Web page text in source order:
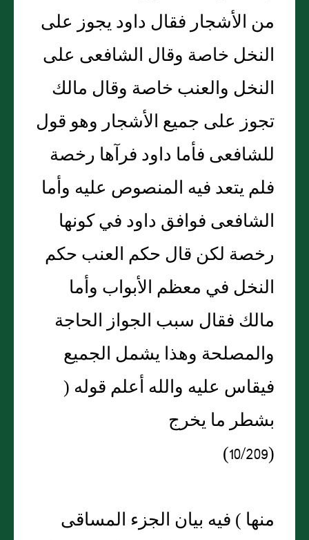
من الأشجار فقال داود يجوز على
النخل خاصة وقال الشافعى على
النخل والعنب خاصة وقال مالك
تجوز على جميع الأشجار وهو قول
للشافعى فأما داود فرآها رخصة
فلم يتعد فيه المنصوص عليه وأما
الشافعى فوافق داود في كونها
رخصة لكن قال حكم العنب حكم
النخل في معظم الأبواب وأما
مالك فقال سبب الجواز الحاجة
والمصلحة وهذا يشمل الجميع
فيقاس عليه والله أعلم قوله (
بشطر ما يخرج
(10/209)
منها ) فيه بيان الجزء المساقى